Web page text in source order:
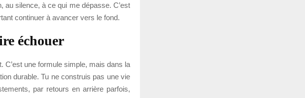
au silence, à ce qui me dépasse. C’est
continuer à avancer vers le fond.
échouer
C’est une formule simple, mais dans la
durable. Tu ne construis pas une vie
par retours en arrière parfois,